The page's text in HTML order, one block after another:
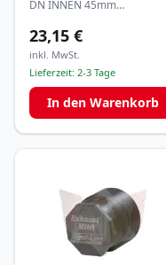
DN INNEN 45mm
23,15 €
inkl. MwSt.
Lieferzeit: 2-3 Tage
In den Warenkorb